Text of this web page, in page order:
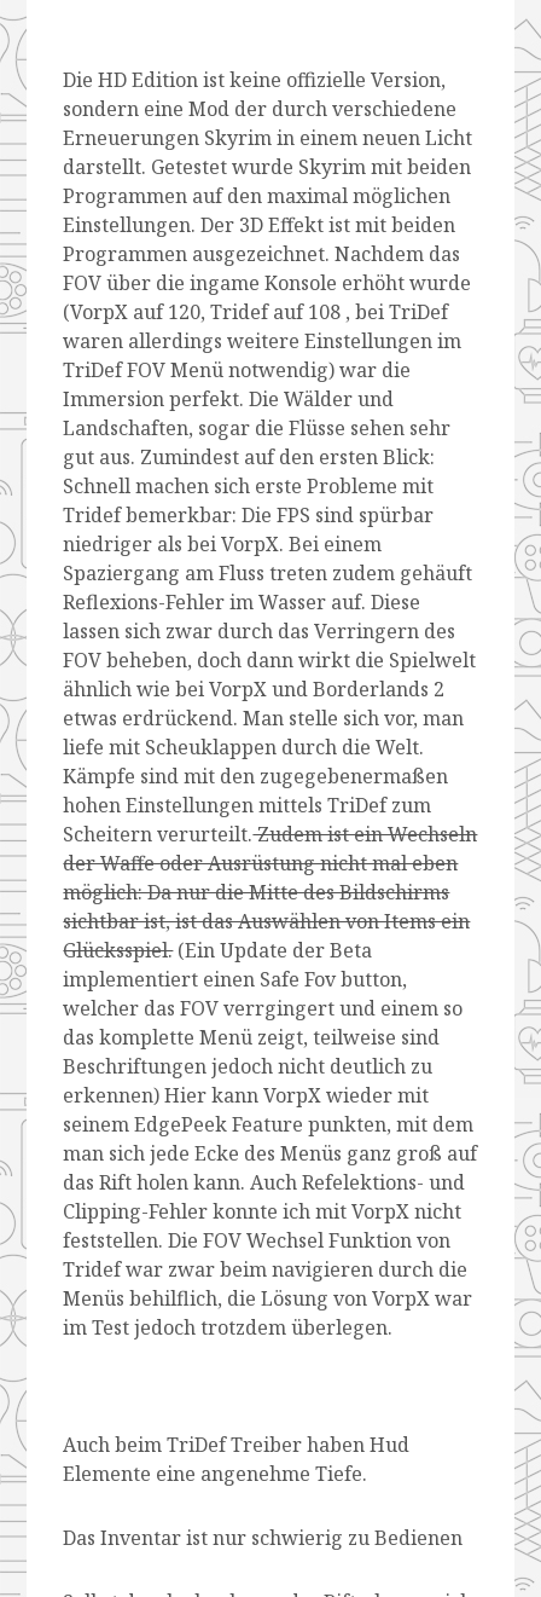
Die HD Edition ist keine offizielle Version,
sondern eine Mod der durch verschiedene
Erneuerungen Skyrim in einem neuen Licht
darstellt. Getestet wurde Skyrim mit beiden
Programmen auf den maximal möglichen
Einstellungen. Der 3D Effekt ist mit beiden
Programmen ausgezeichnet. Nachdem das
FOV über die ingame Konsole erhöht wurde
(VorpX auf 120, Tridef auf 108 , bei TriDef
waren allerdings weitere Einstellungen im
TriDef FOV Menü notwendig) war die
Immersion perfekt. Die Wälder und
Landschaften, sogar die Flüsse sehen sehr
gut aus. Zumindest auf den ersten Blick:
Schnell machen sich erste Probleme mit
Tridef bemerkbar: Die FPS sind spürbar
niedriger als bei VorpX. Bei einem
Spaziergang am Fluss treten zudem gehäuft
Reflexions-Fehler im Wasser auf. Diese
lassen sich zwar durch das Verringern des
FOV beheben, doch dann wirkt die Spielwelt
ähnlich wie bei VorpX und Borderlands 2
etwas erdrückend. Man stelle sich vor, man
liefe mit Scheuklappen durch die Welt.
Kämpfe sind mit den zugegebenermaßen
hohen Einstellungen mittels TriDef zum
Scheitern verurteilt.Zudem ist ein Wechseln
der Waffe oder Ausrüstung nicht mal eben
möglich: Da nur die Mitte des Bildschirms
sichtbar ist, ist das Auswählen von Items ein
Glücksspiel.(Ein Update der Beta
implementiert einen Safe Fov button,
welcher das FOV verrgingert und einem so
das komplette Menü zeigt, teilweise sind
Beschriftungen jedoch nicht deutlich zu
erkennen) Hier kann VorpX wieder mit
seinem EdgePeek Feature punkten, mit dem
man sich jede Ecke des Menüs ganz groß auf
das Rift holen kann. Auch Refelektions- und
Clipping-Fehler konnte ich mit VorpX nicht
feststellen. Die FOV Wechsel Funktion von
Tridef war zwar beim navigieren durch die
Menüs behilflich, die Lösung von VorpX war
im Test jedoch trotzdem überlegen.
Auch beim TriDef Treiber haben Hud
Elemente eine angenehme Tiefe.
Das Inventar ist nur schwierig zu Bedienen